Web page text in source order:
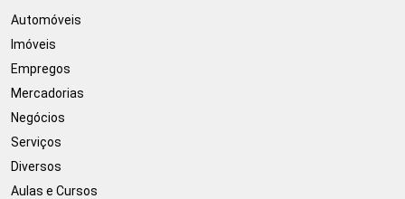
Automóveis
Imóveis
Empregos
Mercadorias
Negócios
Serviços
Diversos
Aulas e Cursos